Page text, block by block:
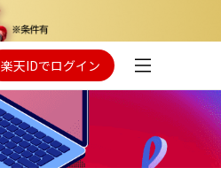
楽天IDでログイン